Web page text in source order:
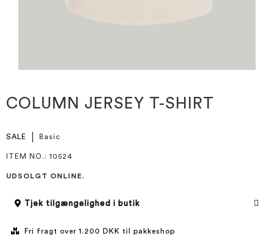
starten
af
COLUMN JERSEY T-SHIRT
SALE Basic
ITEM NO. : 10524
UDSOLGT ONLINE.
Tjek tilgængelighed i butik
Fri fragt over 1.200 DKK til pakkeshop